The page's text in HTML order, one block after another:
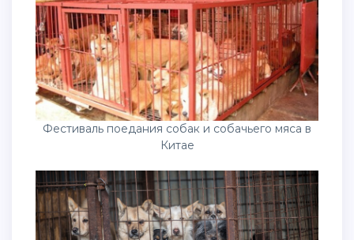
Фестиваль поедания собак и собачьего мяса в
Китае